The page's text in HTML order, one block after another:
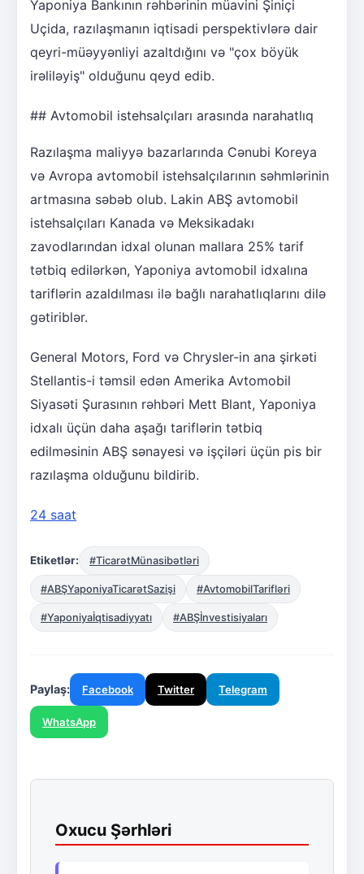
Yaponiya Bankının rəhbərinin müavini Şiniçi
Uçida, razılaşmanın iqtisadi perspektivlərə dair
qeyri-müəyyənliyi azaltdığını və "çox böyük
irəliləyiş" olduğunu qeyd edib.
## Avtomobil istehsalçıları arasında narahatlıq
Razılaşma maliyyə bazarlarında Cənubi Koreya
və Avropa avtomobil istehsalçılarının səhmlərinin
artmasına səbəb olub. Lakin ABŞ avtomobil
istehsalçıları Kanada və Meksikadakı
zavodlarından idxal olunan mallara 25% tarif
tətbiq edilərkən, Yaponiya avtomobil idxalına
tariflərin azaldılması ilə bağlı narahatlıqlarını dilə
gətiriblər.
General Motors, Ford və Chrysler-in ana şirkəti
Stellantis-i təmsil edən Amerika Avtomobil
Siyasəti Şurasının rəhbəri Mett Blant, Yaponiya
idxalı üçün daha aşağı tariflərin tətbiq
edilməsinin ABŞ sənayesi və işçiləri üçün pis bir
razılaşma olduğunu bildirib.
24 saat
Etiketlər: #TicarətMünasibətləri
#ABŞYaponiyaTicarətSazişi #AvtomobilTarifləri
#Yaponiyaİqtisadiyyatı #ABŞİnvestisiyaları
Paylaş: Facebook Twitter Telegram
WhatsApp
Oxucu Şərhləri